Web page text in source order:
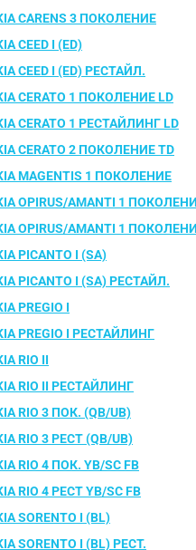
CARENS 3 ПОКОЛЕНИЕ
CEED I (ED)
CEED I (ED) РЕСТАЙЛ.
CERATO 1 ПОКОЛЕНИЕ LD
CERATO 1 РЕСТАЙЛИНГ LD
CERATO 2 ПОКОЛЕНИЕ TD
MAGENTIS 1 ПОКОЛЕНИЕ
OPIRUS/AMANTI 1
OPIRUS/AMANTI 1
PICANTO I (SA)
PICANTO I (SA) РЕСТАЙЛ.
PREGIO I
PREGIO I РЕСТАЙЛИНГ
RIO II
RIO II РЕСТАЙЛИНГ
RIO 3 ПОК. (QB/UB)
RIO 3 РЕСТ (QB/UB)
RIO 4 ПОК. YB/SC FB
RIO 4 РЕСТ YB/SC FB
SORENTO I (BL)
SORENTO I (BL) РЕСТ.